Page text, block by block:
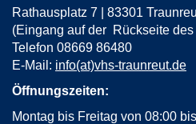
Rathausplatz 7 | 83301
(Eingang auf der Rückseite
Telefon 08669 86480
E-Mail: info(at)vhs-traunreut.de
Öffnungszeiten:
Montag bis Freitag von 08:00